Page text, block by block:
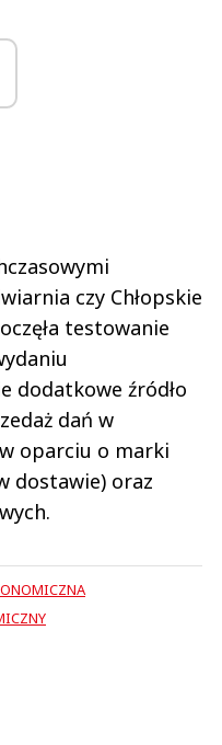
czy Chłopskie
testowanie
dodatkowe źródło
dań w
oparciu o marki
dostawie) oraz